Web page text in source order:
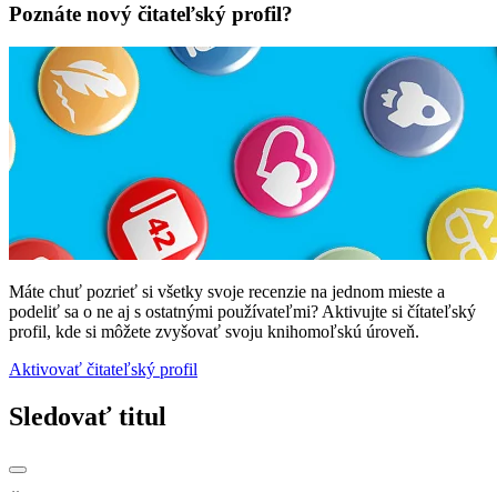
Poznáte nový čitateľský profil?
Máte chuť pozrieť si všetky svoje recenzie na jednom mieste a
podeliť sa o ne aj s ostatnými používateľmi? Aktivujte si čítateľský
profil, kde si môžete zvyšovať svoju knihomoľskú úroveň.
Aktivovať čitateľský profil
Sledovať titul